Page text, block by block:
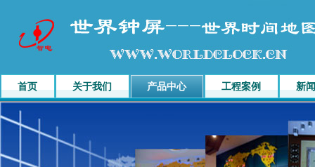
首页 关于我们 产品中心 工程案例 新